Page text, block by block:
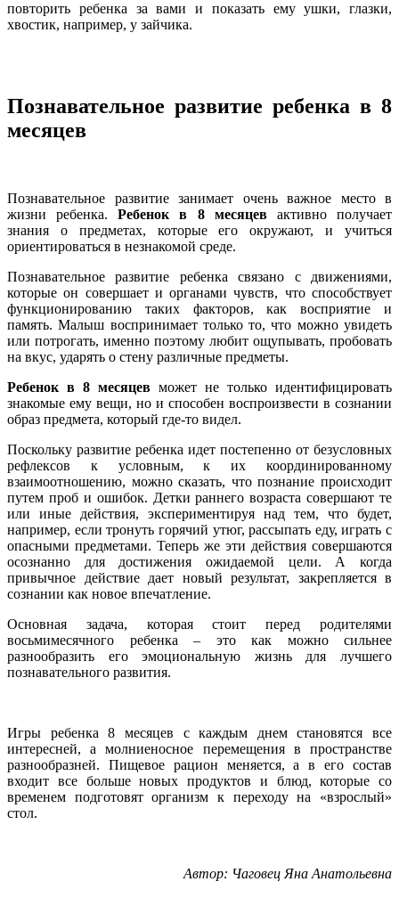
повторить ребенка за вами и показать ему ушки, глазки,
хвостик, например, у зайчика.
Познавательное развитие ребенка в 8
месяцев
Познавательное развитие занимает очень важное место в
жизни ребенка.Ребенок в 8 месяцевактивно получает
знания о предметах, которые его окружают, и учиться
ориентироваться в незнакомой среде.
Познавательное развитие ребенка связано с движениями,
которые он совершает и органами чувств, что способствует
функционированию таких факторов, как восприятие и
память. Малыш воспринимает только то, что можно увидеть
или потрогать, именно поэтому любит ощупывать, пробовать
на вкус, ударять о стену различные предметы.
Ребенок в 8 месяцев может не только идентифицировать
знакомые ему вещи, но и способен воспроизвести в сознании
образ предмета, который где-то видел.
Поскольку развитие ребенка идет постепенно от безусловных
рефлексов к условным, к их координированному
взаимоотношению, можно сказать, что познание происходит
путем проб и ошибок. Детки раннего возраста совершают те
или иные действия, экспериментируя над тем, что будет,
например, если тронуть горячий утюг, рассыпать еду, играть с
опасными предметами. Теперь же эти действия совершаются
осознанно для достижения ожидаемой цели. А когда
привычное действие дает новый результат, закрепляется в
сознании как новое впечатление.
Основная задача, которая стоит перед родителями
восьмимесячного ребенка – это как можно сильнее
разнообразить его эмоциональную жизнь для лучшего
познавательного развития.
Игры ребенка 8 месяцев с каждым днем становятся все
интересней, а молниеносное перемещения в пространстве
разнообразней. Пищевое рацион меняется, а в его состав
входит все больше новых продуктов и блюд, которые со
временем подготовят организм к переходу на «взрослый»
стол.
Автор: Чаговец Яна Анатольевна